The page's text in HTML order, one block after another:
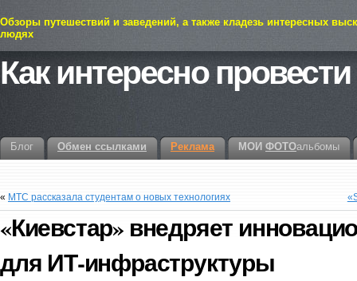
Обзоры путешествий и заведений, а также кладезь интересных
людях
Как интересно
Блог Обмен ссылками Реклама МОИ ФОТОальбомы
« МТС рассказала студентам о новых технологиях
«Киевстар» внедряет
для ИТ-инфраструктуры